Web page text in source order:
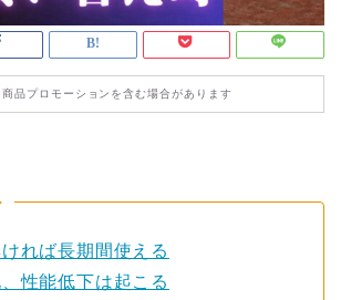
品プロモーションを含む場合があります
れば長期間使える
性能低下は起こる